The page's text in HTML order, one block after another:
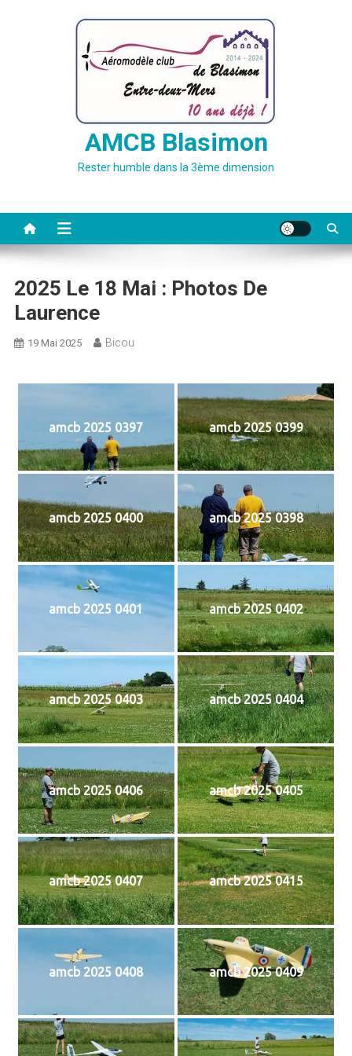
AMCB Blasimon
Rester humble dans la 3ème dimension
2025 Le 18 Mai : Photos De
Laurence
19 Mai 2025 Bicou
amcb 2025 0397 amcb 2025 0399
amcb 2025 0400 amcb 2025 0398
amcb 2025 0401 amcb 2025 0402
amcb 2025 0403 amcb 2025 0404
amcb 2025 0406 amcb 2025 0405
amcb 2025 0407 amcb 2025 0415
amcb 2025 0408 amcb 2025 0409